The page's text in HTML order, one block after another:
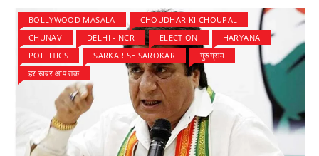
BOLLYWOOD MASALA
CHOUDHAR KI CHOUPAL
CHUNAV
DELHI - NCR ELECTION
HARYANA
POLLITICS
SARKAR SE SAROKAR
गुरुग्राम
हर खबर आप तक